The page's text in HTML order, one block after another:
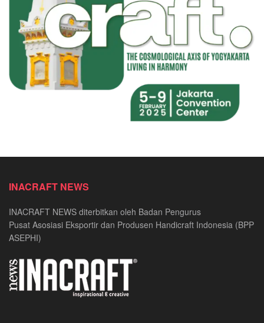
INACRAFT NEWS
INACRAFT NEWS diterbitkan oleh Badan Pengurus
Pusat Asosiasi Eksportir dan Produsen Handicraft Indonesia (BPP
ASEPHI)